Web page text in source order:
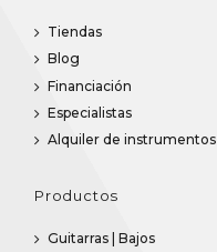
Tiendas
Blog
Financiación
Especialistas
Alquiler de instrumentos
Productos
Guitarras | Bajos